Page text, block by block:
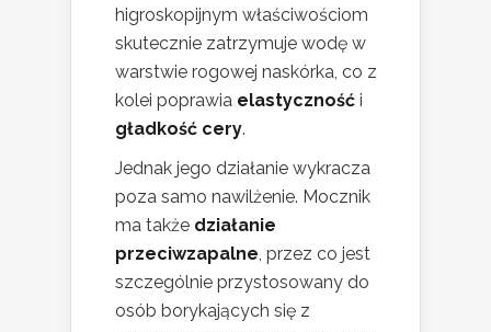
higroskopijnym właściwościom
skutecznie zatrzymuje wodę w
warstwie rogowej naskórka, co z
kolei poprawia elastyczność i
gładkość cery.
Jednak jego działanie wykracza
poza samo nawilżenie. Mocznik
ma także działanie
przeciwzapalne, przez co jest
szczególnie przystosowany do
osób borykających się z